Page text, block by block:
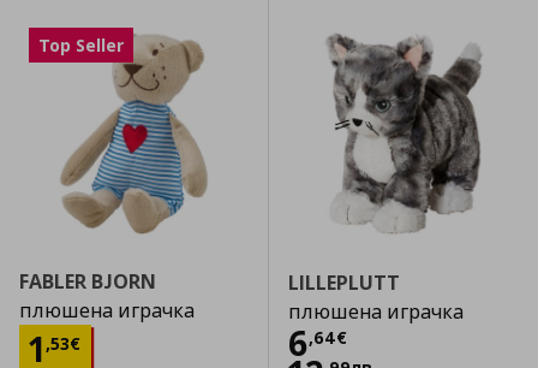
Top Seller
FABLER BJORN
плюшена играчка
1,53€
Цена
LILLEPLUTT
плюшена играчка
6,64€
Цена